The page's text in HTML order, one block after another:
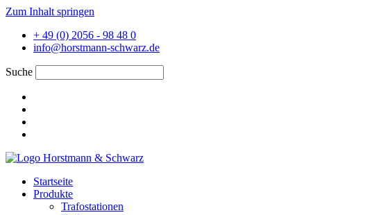
Zum Inhalt springen
+ 49 (0) 2056 - 98 48 0
info@horstmann-schwarz.de
Suche
Startseite
Produkte
Trafostationen